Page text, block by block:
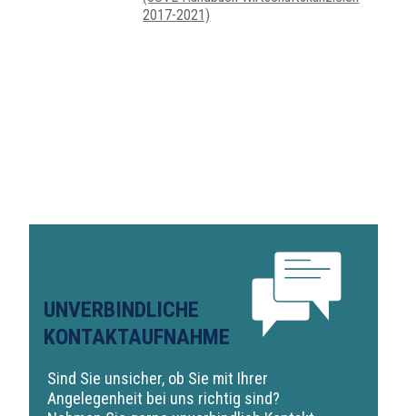
2017-2021)
UNVERBINDLICHE
KONTAKTAUFNAHME
Sind Sie unsicher, ob Sie mit Ihrer
Angelegenheit bei uns richtig sind?